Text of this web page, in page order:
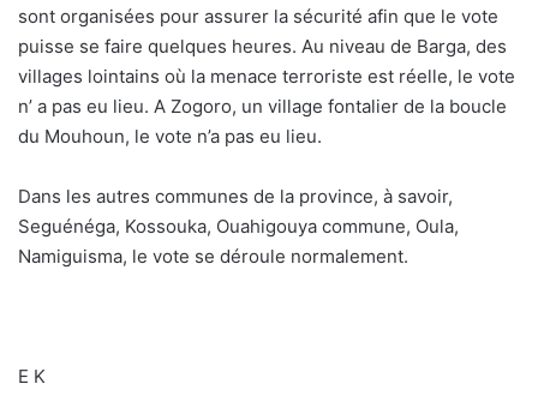
sont organisées pour assurer la sécurité afin que le vote
puisse se faire quelques heures. Au niveau de Barga, des
villages lointains où la menace terroriste est réelle, le vote
n’ a pas eu lieu. A Zogoro, un village fontalier de la boucle
du Mouhoun, le vote n’a pas eu lieu.
Dans les autres communes de la province, à savoir,
Seguénéga, Kossouka, Ouahigouya commune, Oula,
Namiguisma, le vote se déroule normalement.
E K